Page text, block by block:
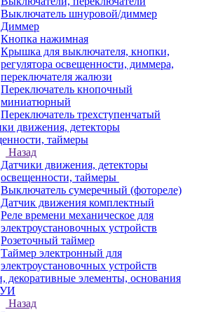
Выключатель шнуровой/диммер
Диммер
Кнопка нажимная
Крышка для выключателя, кнопки,
регулятора освещенности, диммера,
переключателя жалюзи
Переключатель кнопочный
миниатюрный
Переключатель трехступенчатый
движения, детекторы
таймеры
Назад
Датчики движения, детекторы
освещенности, таймеры
Выключатель сумеречный (фотореле)
Датчик движения комплектный
Реле времени механическое для
электроустановочных устройств
Розеточный таймер
Таймер электронный для
электроустановочных устройств
декоративные элементы, основания
Назад